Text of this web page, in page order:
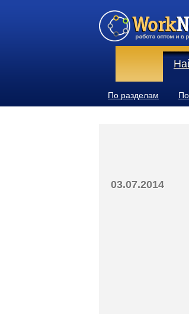
По разделам
03.07.2014